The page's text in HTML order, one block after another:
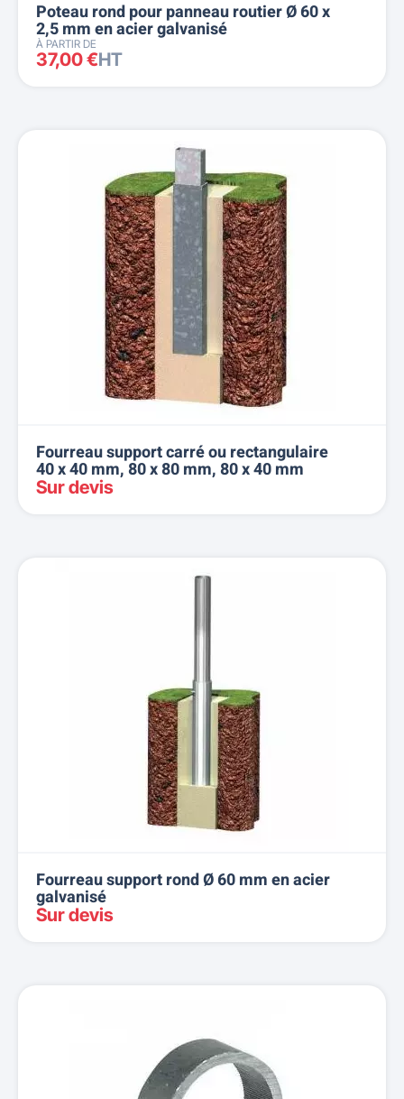
Poteau rond pour panneau routier Ø 60 x
2,5 mm en acier galvanisé
À PARTIR DE
37,00 €HT
Fourreau support carré ou rectangulaire
40 x 40 mm, 80 x 80 mm, 80 x 40 mm
Sur devis
Fourreau support rond Ø 60 mm en acier
galvanisé
Sur devis